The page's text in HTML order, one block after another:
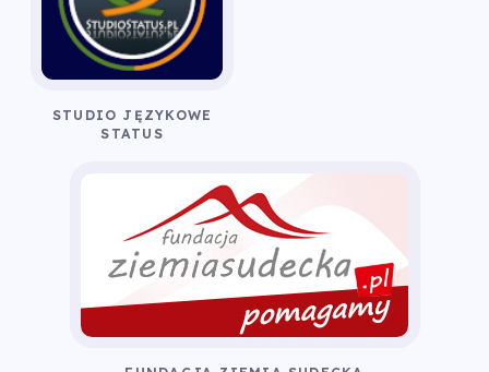
STUDIO JĘZYKOWE
STATUS